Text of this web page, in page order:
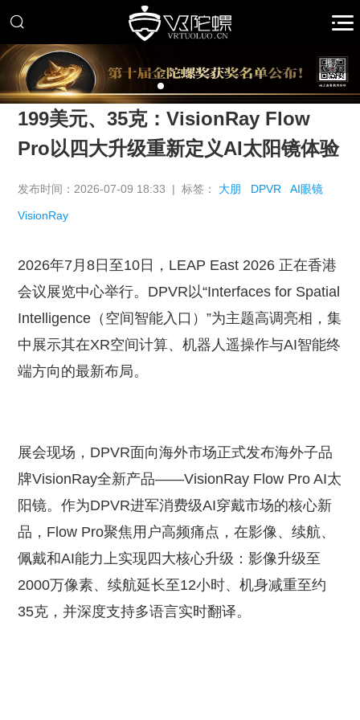
推广
199美元、35克：VisionRay Flow
Pro以四大升级重新定义AI太阳镜体验
发布时间：2026-07-09 18:33 | 标签： 大朋 DPVR AI眼镜
VisionRay
2026年7月8日至10日，LEAP East 2026 正在香港
会议展览中心举行。DPVR以“Interfaces for Spatial
Intelligence（空间智能入口）”为主题高调亮相，集
中展示其在XR空间计算、机器人遥操作与AI智能终
端方向的最新布局。
展会现场，DPVR面向海外市场正式发布海外子品
牌VisionRay全新产品——VisionRay Flow Pro AI太
阳镜。作为DPVR进军消费级AI穿戴市场的核心新
品，Flow Pro聚焦用户高频痛点，在影像、续航、
佩戴和AI能力上实现四大核心升级：影像升级至
2000万像素、续航延长至12小时、机身减重至约
35克，并深度支持多语言实时翻译。